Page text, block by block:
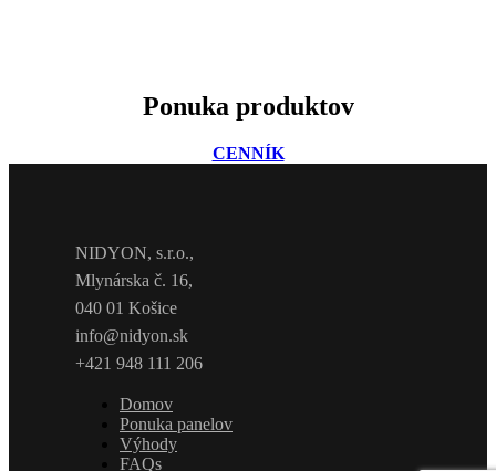
Ponuka produktov
CENNÍK
NIDYON, s.r.o.,
Mlynárska č. 16,
040 01 Košice
info@nidyon.sk
+421 948 111 206
Domov
Ponuka panelov
Výhody
FAQs